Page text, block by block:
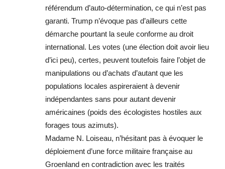
référendum d’auto-détermination, ce qui n’est pas
garanti. Trump n’évoque pas d’ailleurs cette
démarche pourtant la seule conforme au droit
international. Les votes (une élection doit avoir lieu
d’ici peu), certes, peuvent toutefois faire l’objet de
manipulations ou d’achats d’autant que les
populations locales aspireraient à devenir
indépendantes sans pour autant devenir
américaines (poids des écologistes hostiles aux
forages tous azimuts).
Madame N. Loiseau, n’hésitant pas à évoquer le
déploiement d’une force militaire française au
Groenland en contradiction avec les traités